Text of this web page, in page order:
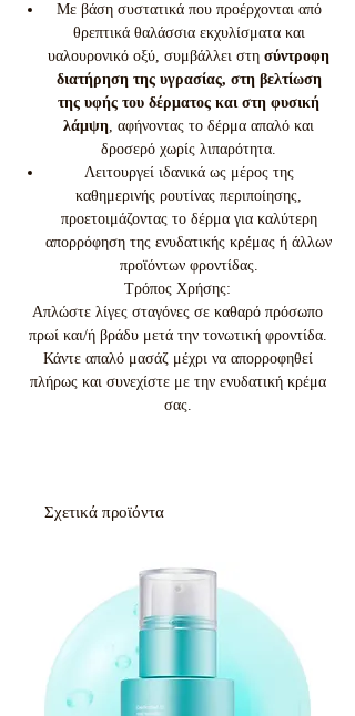
Με βάση συστατικά που προέρχονται από
θρεπτικά θαλάσσια εκχυλίσματα και
υαλουρονικό οξύ, συμβάλλει στη σύντροφη
διατήρηση της υγρασίας, στη βελτίωση
της υφής του δέρματος και στη φυσική
λάμψη, αφήνοντας το δέρμα απαλό και
δροσερό χωρίς λιπαρότητα.
Λειτουργεί ιδανικά ως μέρος της
καθημερινής ρουτίνας περιποίησης,
προετοιμάζοντας το δέρμα για καλύτερη
απορρόφηση της ενυδατικής κρέμας ή άλλων
προϊόντων φροντίδας.
Τρόπος Χρήσης:
Απλώστε λίγες σταγόνες σε καθαρό πρόσωπο
πρωί και/ή βράδυ μετά την τονωτική φροντίδα.
Κάντε απαλό μασάζ μέχρι να απορροφηθεί
πλήρως και συνεχίστε με την ενυδατική κρέμα
σας.
Σχετικά προϊόντα